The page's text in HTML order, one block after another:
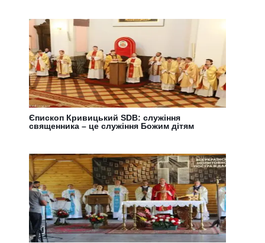
Єпископ Кривицький SDB: служіння
священника – це служіння Божим дітям